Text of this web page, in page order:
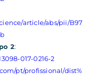
article/abs/pii/B97
2:
017-0216-2
pt/profissional/dist%